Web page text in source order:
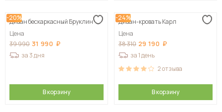
-20%
Диван бескаркасный Бруклин
Цена
39 990 31 990
за 3 дня
В корзину
-24%
Диван-кровать Карл
Цена
38 310 29 190
за 1 день
2отзыва
В корзину